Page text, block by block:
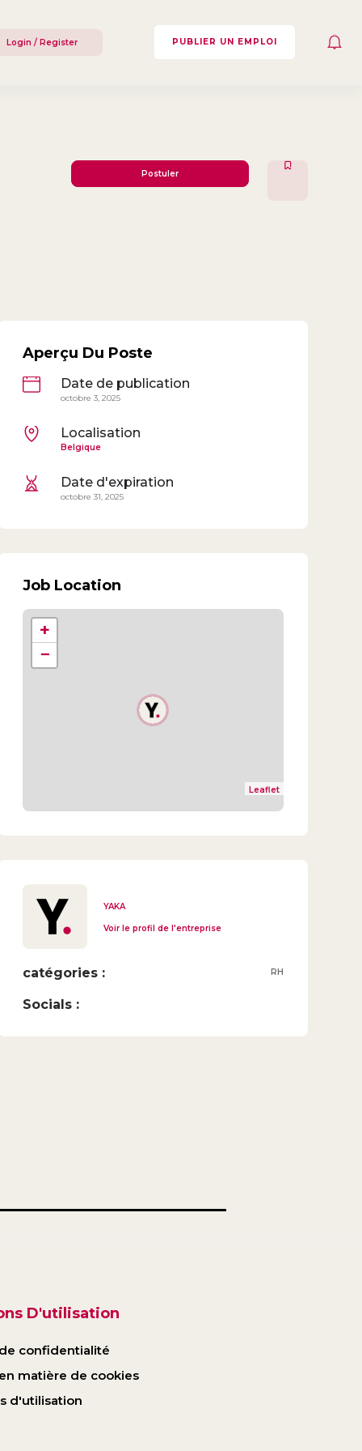
Login / Register PUBLIER UN EMPLOI
Postuler
Aperçu Du Poste
Date de publication
octobre 3, 2025
Localisation
Belgique
Date d'expiration
octobre 31, 2025
Job Location
+
−
Leaflet
YAKA
Voir le profil de l'entreprise
catégories : RH
Socials :
D'utilisation
confidentialité
matière de cookies
d'utilisation